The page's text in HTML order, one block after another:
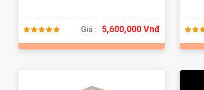
Giá : 5,600,000 Vnđ